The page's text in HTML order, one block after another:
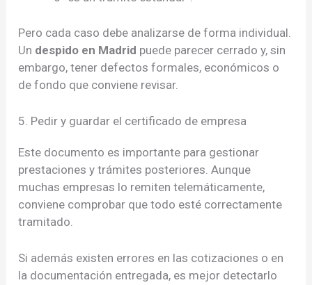
Pero cada caso debe analizarse de forma individual.
Un despido en Madrid puede parecer cerrado y, sin
embargo, tener defectos formales, económicos o
de fondo que conviene revisar.
5. Pedir y guardar el certificado de empresa
Este documento es importante para gestionar
prestaciones y trámites posteriores. Aunque
muchas empresas lo remiten telemáticamente,
conviene comprobar que todo esté correctamente
tramitado.
Si además existen errores en las cotizaciones o en
la documentación entregada, es mejor detectarlo